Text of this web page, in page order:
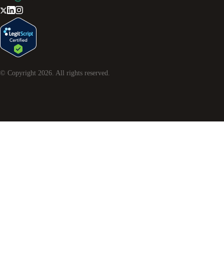
© Copyright 2026 . All rights reserved.